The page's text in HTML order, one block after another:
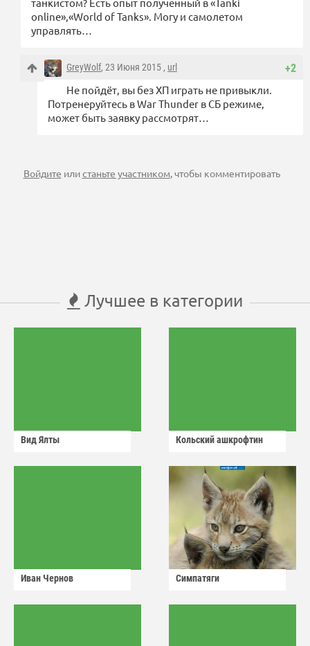
танкистом? Есть опыт полученный в «Tanki
online»,«World of Tanks». Могу и самолетом
управлять…
+2
GreyWolf, 23 Июня 2015 , url
Не пойдёт, вы без ХП играть не привыкли.
Потренеруйтесь в War Thunder в СБ режиме,
может быть заявку рассмотрят…
Войдите илистаньте участником, чтобы комментировать
Лучшее в категории
Вид Ялты Кольский ашкрофтин
Иван Чернов Симпатяги